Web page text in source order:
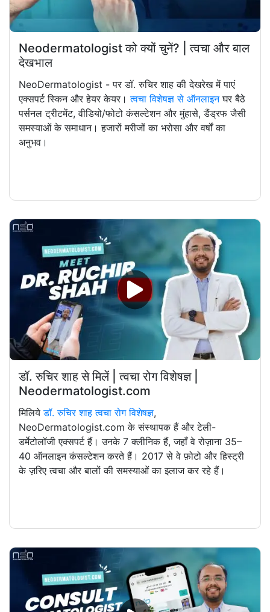
Neodermatologist को क्यों चुनें? | त्वचा और बाल
देखभाल
NeoDermatologist - पर डॉ. रुचिर शाह की देखरेख में पाएं
एक्सपर्ट स्किन और हेयर केयर।त्वचा विशेषज्ञ से ऑनलाइनघर बैठे
पर्सनल ट्रीटमेंट, वीडियो/फोटो कंसल्टेशन और मुंहासे, डैंड्रफ जैसी
समस्याओं के समाधान। हजारों मरीजों का भरोसा और वर्षों का
अनुभव।
डॉ. रुचिर शाह से मिलें | त्वचा रोग विशेषज्ञ |
Neodermatologist.com
मिलियेडॉ. रुचिर शाह त्वचा रोग विशेषज्ञ,
NeoDermatologist.com के संस्थापक हैं और टेली-
डर्मेटोलॉजी एक्सपर्ट हैं। उनके 7 क्लीनिक हैं, जहाँ वे रोज़ाना 35–
40 ऑनलाइन कंसल्टेशन करते हैं। 2017 से वे फ़ोटो और हिस्ट्री
के ज़रिए त्वचा और बालों की समस्याओं का इलाज कर रहे हैं।